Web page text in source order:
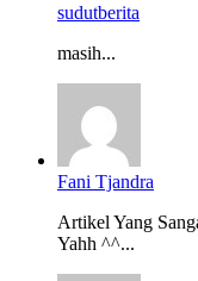
sudutberita
masih...
Fani Tjandra
Artikel Yang
Yahh ^^...